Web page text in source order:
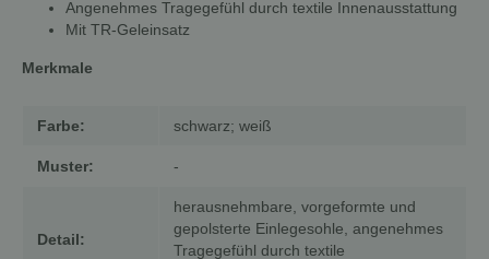
Angenehmes Tragegefühl durch textile Innenausstattung
Mit TR-Geleinsatz
Merkmale
Farbe: schwarz; weiß
Muster: -
Detail:
herausnehmbare, vorgeformte und
gepolsterte Einlegesohle, angenehmes
Tragegefühl durch textile